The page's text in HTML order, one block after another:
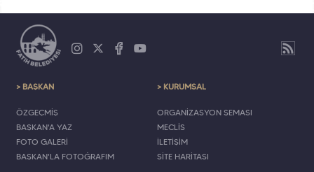
> BAŞKAN
ÖZGEÇMİŞ
BAŞKAN'A YAZ
FOTO GALERİ
BAŞKAN'LA FOTOĞRAFIM
> KURUMSAL
ORGANİZASYON ŞEMASI
MECLİS
İLETİŞİM
SİTE HARİTASI